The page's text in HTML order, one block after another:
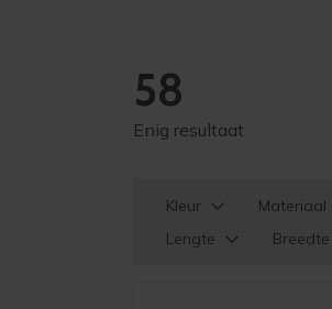
58
Enig resultaat
Kleur Materiaal
Lengte
Breedte